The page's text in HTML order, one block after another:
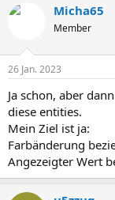
Micha65
Member
26 Jan. 2023
Ja schon, aber
diese entities.
Mein Ziel ist ja:
Farbänderung
Angezeigter Wert